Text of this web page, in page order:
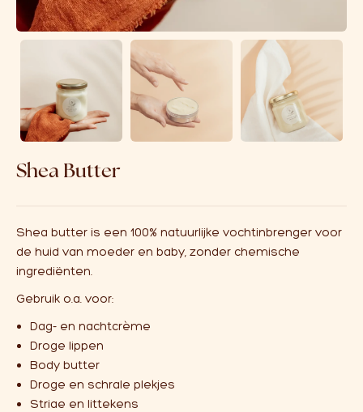
Shea Butter
Shea butter is een 100% natuurlijke vochtinbrenger voor
de huid van moeder en baby, zonder chemische
ingrediënten.
Gebruik o.a. voor:
Dag- en nachtcrème
Droge lippen
Body butter
Droge en schrale plekjes
Striae en littekens